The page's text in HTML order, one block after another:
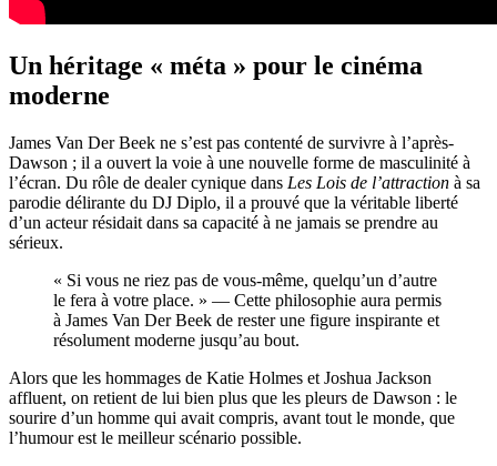
Un héritage « méta » pour le cinéma
moderne
James Van Der Beek ne s’est pas contenté de survivre à l’après-
Dawson ; il a ouvert la voie à une nouvelle forme de masculinité à
l’écran. Du rôle de dealer cynique dans Les Lois de l’attraction à sa
parodie délirante du DJ Diplo, il a prouvé que la véritable liberté
d’un acteur résidait dans sa capacité à ne jamais se prendre au
sérieux.
« Si vous ne riez pas de vous-même, quelqu’un d’autre
le fera à votre place. » — Cette philosophie aura permis
à James Van Der Beek de rester une figure inspirante et
résolument moderne jusqu’au bout.
Alors que les hommages de Katie Holmes et Joshua Jackson
affluent, on retient de lui bien plus que les pleurs de Dawson : le
sourire d’un homme qui avait compris, avant tout le monde, que
l’humour est le meilleur scénario possible.